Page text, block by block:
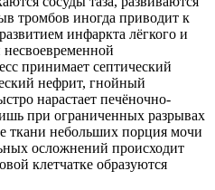
тромбов иногда приводит к
инфаркта лёгкого и
принимает септический
нефрит, гнойный
нарастает печёночно-
при ограниченных разрывах
ткани небольших порция мочи
осложнений происходит
клетчатке образуются